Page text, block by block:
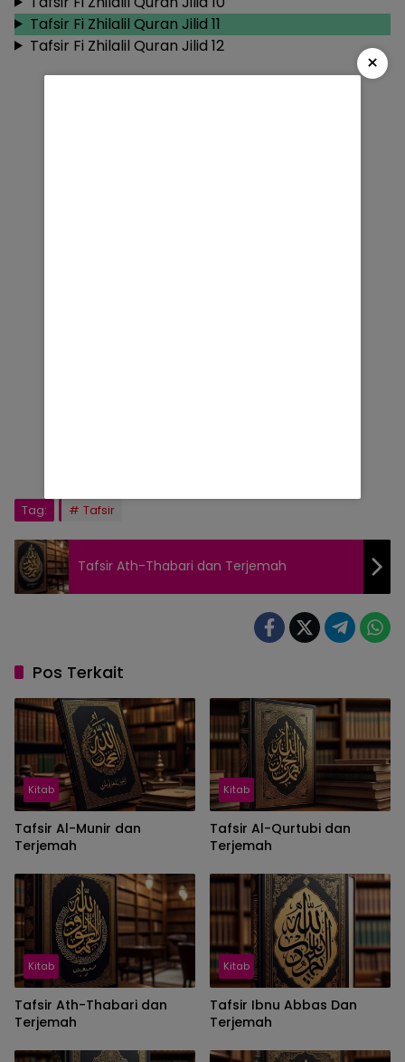
Tafsir Fi Zhilalil Quran Jilid 11
Tafsir Fi Zhilalil Quran Jilid 12
Tag: Tafsir
Tafsir Ath-Thabari dan Terjemah
Pos Terkait
Kitab
Tafsir Al-Munir dan
Terjemah
Kitab
Tafsir Al-Qurtubi dan
Terjemah
Kitab
Tafsir Ath-Thabari dan
Terjemah
Kitab
Tafsir Ibnu Abbas Dan
Terjemah
×